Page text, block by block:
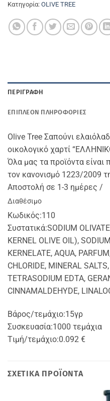
Κατηγορία: OLIVE TREE
ΠΕΡΙΓΡΑΦΉ
ΕΠΙΠΛΈΟΝ ΠΛΗΡΟΦΟΡΊΕΣ
Olive Tree Σαπούνι
οικολογικό χαρτί
Όλα μας τα προϊόντα
τον κανονισμό 1223/2009
Αποστολή σε 1-3 ημέρες /
Διαθέσιμο
Κωδικός:110
Συστατικά:SODIUM
KERNEL OLIVE OIL),
KERNELATE, AQUA,
CHLORIDE, MINERAL
TETRASODIUM EDTA,
CINNAMALDEHYDE,
Βάρος/τεμάχιο:15γρ
Συσκευασία:1000 τεμάχια
Tιμή/τεμάχιο:0.092 €
ΣΧΕΤΙΚΆ ΠΡΟΪΌΝΤΑ